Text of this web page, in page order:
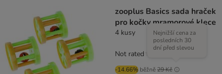
zooplus Basics sada hraček
pro kočky mramorové klece
4 kusy
-14.66% běžně29 Kč
Nejnižší cena za
posledních 30
dní před slevou
Not rated